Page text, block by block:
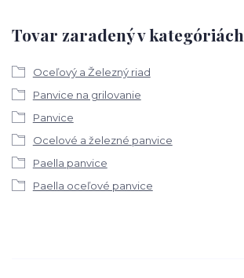
Tovar zaradený v kategóriách
Oceľový a Železný riad
Panvice na grilovanie
Panvice
Ocelové a železné panvice
Paella panvice
Paella oceľové panvice